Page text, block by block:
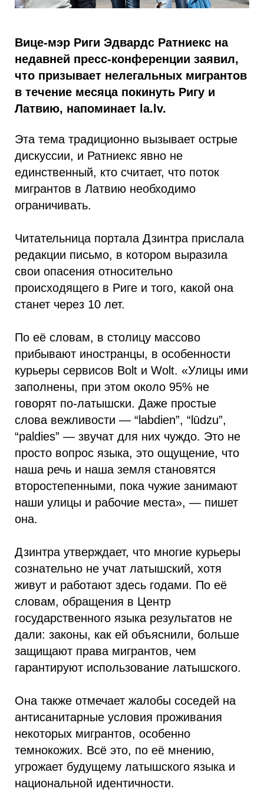
Вице-мэр Риги Эдвардс Ратниекс на
недавней пресс-конференции заявил,
что призывает нелегальных мигрантов
в течение месяца покинуть Ригу и
Латвию, напоминает la.lv.
Эта тема традиционно вызывает острые
дискуссии, и Ратниекс явно не
единственный, кто считает, что поток
мигрантов в Латвию необходимо
ограничивать.
Читательница портала Дзинтра прислала
редакции письмо, в котором выразила
свои опасения относительно
происходящего в Риге и того, какой она
станет через 10 лет.
По её словам, в столицу массово
прибывают иностранцы, в особенности
курьеры сервисов Bolt и Wolt. «Улицы ими
заполнены, при этом около 95% не
говорят по-латышски. Даже простые
слова вежливости — “labdien”, “lūdzu”,
“paldies” — звучат для них чуждо. Это не
просто вопрос языка, это ощущение, что
наша речь и наша земля становятся
второстепенными, пока чужие занимают
наши улицы и рабочие места», — пишет
она.
Дзинтра утверждает, что многие курьеры
сознательно не учат латышский, хотя
живут и работают здесь годами. По её
словам, обращения в Центр
государственного языка результатов не
дали: законы, как ей объяснили, больше
защищают права мигрантов, чем
гарантируют использование латышского.
Она также отмечает жалобы соседей на
антисанитарные условия проживания
некоторых мигрантов, особенно
темнокожих. Всё это, по её мнению,
угрожает будущему латышского языка и
национальной идентичности.